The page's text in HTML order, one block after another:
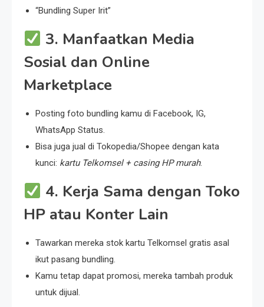
“Bundling Super Irit”
3. Manfaatkan Media
Sosial dan Online
Marketplace
Posting foto bundling kamu di Facebook, IG,
WhatsApp Status.
Bisa juga jual di Tokopedia/Shopee dengan kata
kunci: kartu Telkomsel + casing HP murah.
4. Kerja Sama dengan Toko
HP atau Konter Lain
Tawarkan mereka stok kartu Telkomsel gratis asal
ikut pasang bundling.
Kamu tetap dapat promosi, mereka tambah produk
untuk dijual.